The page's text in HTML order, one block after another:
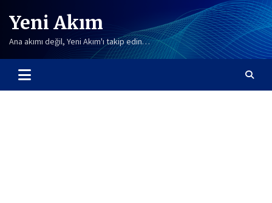
content
Yeni Akım
Ana akımı değil, Yeni Akım'ı takip edin…